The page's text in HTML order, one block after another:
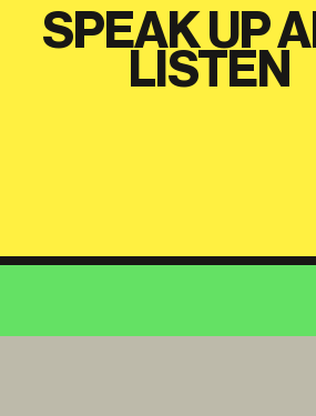
SPEAK UP
LISTEN